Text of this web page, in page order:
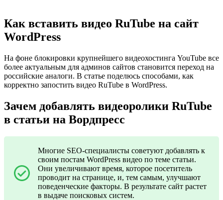
Как вставить видео RuTube на сайт
WordPress
На фоне блокировки крупнейшего видеохостинга YouTube все
более актуальным для админов сайтов становится переход на
российские аналоги. В статье поделюсь способами, как
корректно запостить видео RuTube в WordPress.
Зачем добавлять видеоролики RuTube
в статьи на Вордпресс
Многие SEO-специалисты советуют добавлять к
своим постам WordPress видео по теме статьи.
Они увеличивают время, которое посетитель
проводит на странице, и, тем самым, улучшают
поведенческие факторы. В результате сайт растет
в выдаче поисковых систем.